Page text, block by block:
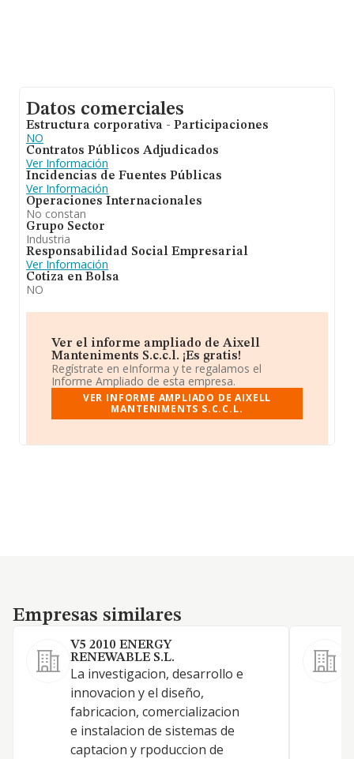
Datos comerciales
Estructura corporativa - Participaciones
NO
Contratos Públicos Adjudicados
Ver Información
Incidencias de Fuentes Públicas
Ver Información
Operaciones Internacionales
No constan
Grupo Sector
Industria
Responsabilidad Social Empresarial
Ver Información
Cotiza en Bolsa
NO
Ver el informe ampliado de Aixell
Manteniments S.c.c.l. ¡Es gratis!
Regístrate en eInforma y te regalamos el
Informe Ampliado de esta empresa.
VER INFORME AMPLIADO DE AIXELL
MANTENIMENTS S.C.C.L.
Empresas similares
Empresas similares
V5 2010 ENERGY
RENEWABLE S.L.
La investigacion, desarrollo e
innovacion y el diseño,
fabricacion, comercializacion
e instalacion de sistemas de
captacion y rpoduccion de